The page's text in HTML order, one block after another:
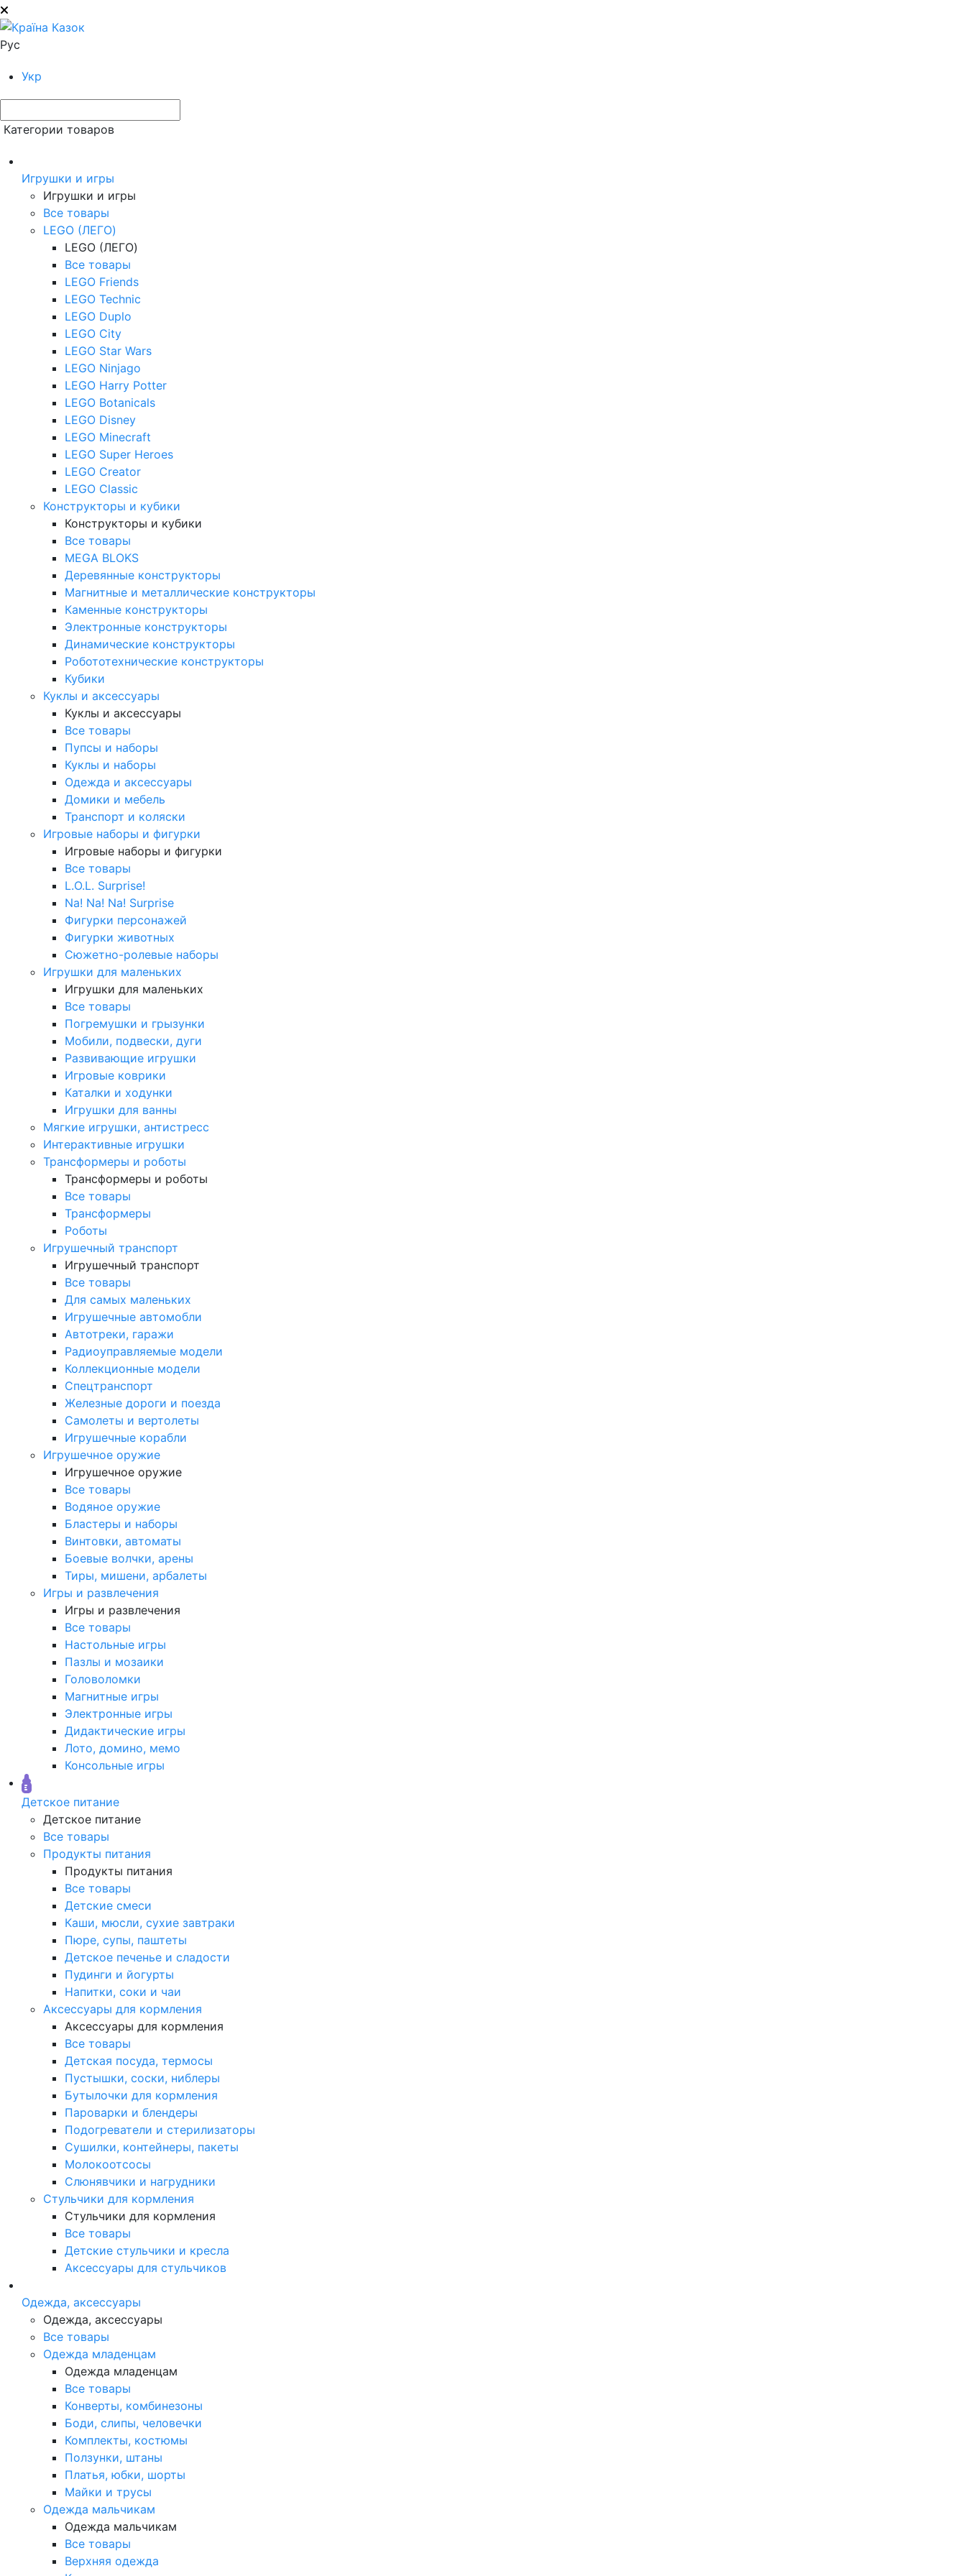
Рус
Укр
Категории товаров
Игрушки и игры
Игрушки и игры
Все товары
LEGO (ЛЕГО)
LEGO (ЛЕГО)
Все товары
LEGO Friends
LEGO Technic
LEGO Duplo
LEGO City
LEGO Star Wars
LEGO Ninjago
LEGO Harry Potter
LEGO Botanicals
LEGO Disney
LEGO Minecraft
LEGO Super Heroes
LEGO Creator
LEGO Classic
Конструкторы и кубики
Конструкторы и кубики
Все товары
MEGA BLOKS
Деревянные конструкторы
Магнитные и металлические конструкторы
Каменные конструкторы
Электронные конструкторы
Динамические конструкторы
Робототехнические конструкторы
Кубики
Куклы и аксессуары
Куклы и аксессуары
Все товары
Пупсы и наборы
Куклы и наборы
Одежда и аксессуары
Домики и мебель
Транспорт и коляски
Игровые наборы и фигурки
Игровые наборы и фигурки
Все товары
L.O.L. Surprise!
Na! Na! Na! Surprise
Фигурки персонажей
Фигурки животных
Сюжетно-ролевые наборы
Игрушки для маленьких
Игрушки для маленьких
Все товары
Погремушки и грызунки
Мобили, подвески, дуги
Развивающие игрушки
Игровые коврики
Каталки и ходунки
Игрушки для ванны
Мягкие игрушки, антистресс
Интерактивные игрушки
Трансформеры и роботы
Трансформеры и роботы
Все товары
Трансформеры
Роботы
Игрушечный транспорт
Игрушечный транспорт
Все товары
Для самых маленьких
Игрушечные автомобли
Автотреки, гаражи
Радиоуправляемые модели
Коллекционные модели
Спецтранспорт
Железные дороги и поезда
Самолеты и вертолеты
Игрушечные корабли
Игрушечное оружие
Игрушечное оружие
Все товары
Водяное оружие
Бластеры и наборы
Винтовки, автоматы
Боевые волчки, арены
Тиры, мишени, арбалеты
Игры и развлечения
Игры и развлечения
Все товары
Настольные игры
Пазлы и мозаики
Головоломки
Магнитные игры
Электронные игры
Дидактические игры
Лото, домино, мемо
Консольные игры
Детское питание
Детское питание
Все товары
Продукты питания
Продукты питания
Все товары
Детские смеси
Каши, мюсли, сухие завтраки
Пюре, супы, паштеты
Детское печенье и сладости
Пудинги и йогурты
Напитки, соки и чаи
Аксессуары для кормления
Аксессуары для кормления
Все товары
Детская посуда, термосы
Пустышки, соски, ниблеры
Бутылочки для кормления
Пароварки и блендеры
Подогреватели и стерилизаторы
Сушилки, контейнеры, пакеты
Молокоотсосы
Слюнявчики и нагрудники
Стульчики для кормления
Стульчики для кормления
Все товары
Детские стульчики и кресла
Аксессуары для стульчиков
Одежда, аксессуары
Одежда, аксессуары
Все товары
Одежда младенцам
Одежда младенцам
Все товары
Конверты, комбинезоны
Боди, слипы, человечки
Комплекты, костюмы
Ползунки, штаны
Платья, юбки, шорты
Майки и трусы
Одежда мальчикам
Одежда мальчикам
Все товары
Верхняя одежда